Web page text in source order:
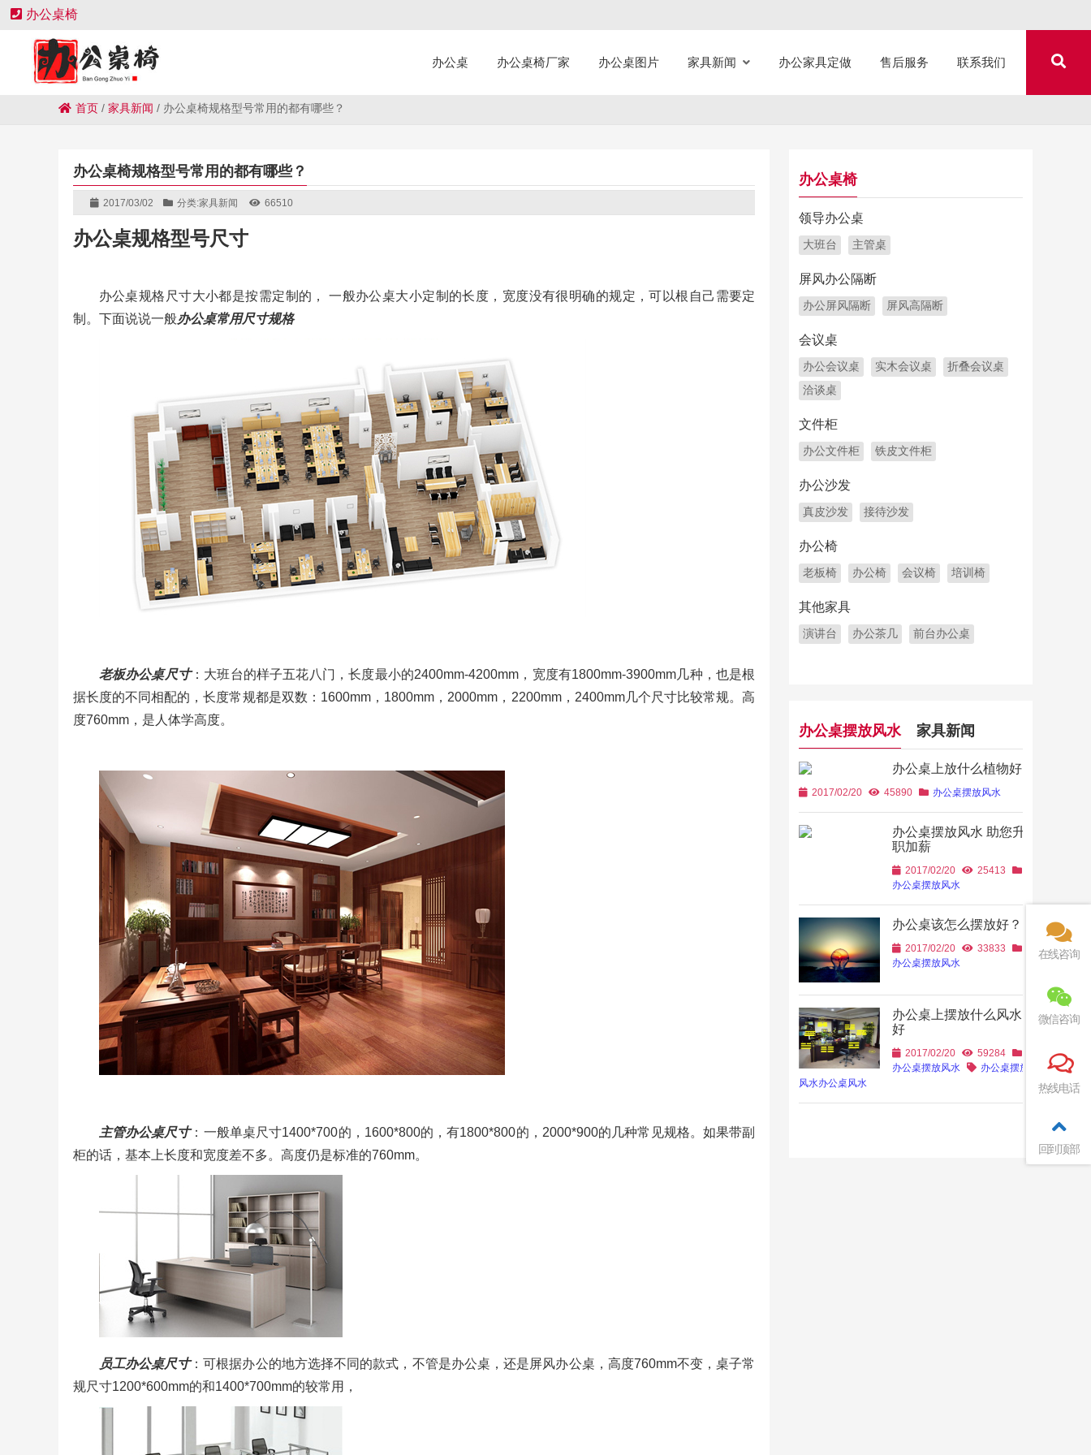
办公桌椅
办公桌 办公桌椅厂家 办公桌图片 家具新闻 办公家具定做 售后服务 联系我们
首页 / 家具新闻 / 办公桌椅规格型号常用的都有哪些？
办公桌椅规格型号常用的都有哪些？
2017/03/02 分类:家具新闻 66510
办公桌规格型号尺寸
办公桌规格尺寸大小都是按需定制的， 一般办公桌大小定制的长度，宽度没有很明确的规定，可以根自己需要定
制。下面说说一般办公桌常用尺寸规格
老板办公桌尺寸：大班台的样子五花八门，长度最小的2400mm-4200mm，宽度有1800mm-3900mm几种，也是根
据长度的不同相配的，长度常规都是双数：1600mm，1800mm，2000mm，2200mm，2400mm几个尺寸比较常规。高
度760mm，是人体学高度。
主管办公桌尺寸：一般单桌尺寸1400*700的，1600*800的，有1800*800的，2000*900的几种常见规格。如果带副
柜的话，基本上长度和宽度差不多。高度仍是标准的760mm。
员工办公桌尺寸：可根据办公的地方选择不同的款式，不管是办公桌，还是屏风办公桌，高度760mm不变，桌子常
规尺寸1200*600mm的和1400*700mm的较常用，
办公桌椅
领导办公桌
大班台 主管桌
屏风办公隔断
办公屏风隔断 屏风高隔断
会议桌
办公会议桌 实木会议桌
折叠会议桌
洽谈桌
文件柜
办公文件柜 铁皮文件柜
办公沙发
真皮沙发 接待沙发
办公椅
老板椅 办公椅 会议椅 培训椅
其他家具
演讲台 办公茶几 前台办公桌
办公桌摆放风水 家具新闻
办公桌上放什么植物好
2017/02/20 45890 办公桌摆放风水
办公桌摆放风水 助您升
职加薪
2017/02/20
25413
办公桌摆放风水
办公桌该怎么摆放好？
2017/02/20
33833
办公桌摆放风水
办公桌上摆放什么风水
好
2017/02/20
59284
办公桌摆放风水
办公桌摆放
风水办公桌风水
在线咨询
微信咨询
热线电话
回到顶部